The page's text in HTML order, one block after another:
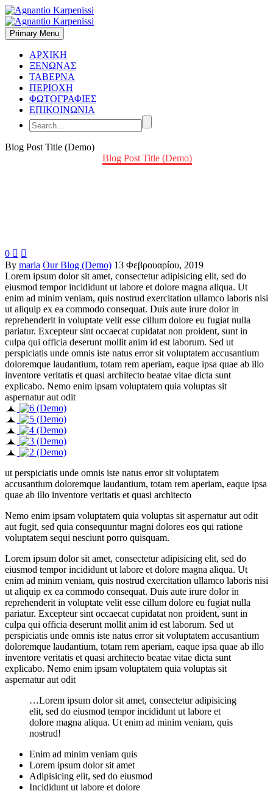
Primary Menu
ΑΡΧΙΚΗ
ΞΕΝΩΝΑΣ
ΤΑΒΕΡΝΑ
ΠΕΡΙΟΧΗ
ΦΩΤΟΓΡΑΦΙΕΣ
ΕΠΙΚΟΙΝΩΝΙΑ
Blog Post Title (Demo)
Blog Post Title (Demo)
0  
By maria Our Blog (Demo) 13 Φεβρουαρίου, 2019
Lorem ipsum dolor sit amet, consectetur adipisicing elit, sed do
eiusmod tempor incididunt ut labore et dolore magna aliqua. Ut
enim ad minim veniam, quis nostrud exercitation ullamco laboris nisi
ut aliquip ex ea commodo consequat. Duis aute irure dolor in
reprehenderit in voluptate velit esse cillum dolore eu fugiat nulla
pariatur. Excepteur sint occaecat cupidatat non proident, sunt in
culpa qui officia deserunt mollit anim id est laborum. Sed ut
perspiciatis unde omnis iste natus error sit voluptatem accusantium
doloremque laudantium, totam rem aperiam, eaque ipsa quae ab illo
inventore veritatis et quasi architecto beatae vitae dicta sunt
explicabo. Nemo enim ipsam voluptatem quia voluptas sit
aspernatur aut odit
ut perspiciatis unde omnis iste natus error sit voluptatem
accusantium doloremque laudantium, totam rem aperiam, eaque ipsa
quae ab illo inventore veritatis et quasi architecto
Nemo enim ipsam voluptatem quia voluptas sit aspernatur aut odit
aut fugit, sed quia consequuntur magni dolores eos qui ratione
voluptatem sequi nesciunt porro quisquam.
Lorem ipsum dolor sit amet, consectetur adipisicing elit, sed do
eiusmod tempor incididunt ut labore et dolore magna aliqua. Ut
enim ad minim veniam, quis nostrud exercitation ullamco laboris nisi
ut aliquip ex ea commodo consequat. Duis aute irure dolor in
reprehenderit in voluptate velit esse cillum dolore eu fugiat nulla
pariatur. Excepteur sint occaecat cupidatat non proident, sunt in
culpa qui officia deserunt mollit anim id est laborum. Sed ut
perspiciatis unde omnis iste natus error sit voluptatem accusantium
doloremque laudantium, totam rem aperiam, eaque ipsa quae ab illo
inventore veritatis et quasi architecto beatae vitae dicta sunt
explicabo. Nemo enim ipsam voluptatem quia voluptas sit
aspernatur aut odit
…Lorem ipsum dolor sit amet, consectetur adipisicing
elit, sed do eiusmod tempor incididunt ut labore et
dolore magna aliqua. Ut enim ad minim veniam, quis
nostrud!
Enim ad minim veniam quis
Lorem ipsum dolor sit amet
Adipisicing elit, sed do eiusmod
Incididunt ut labore et dolore